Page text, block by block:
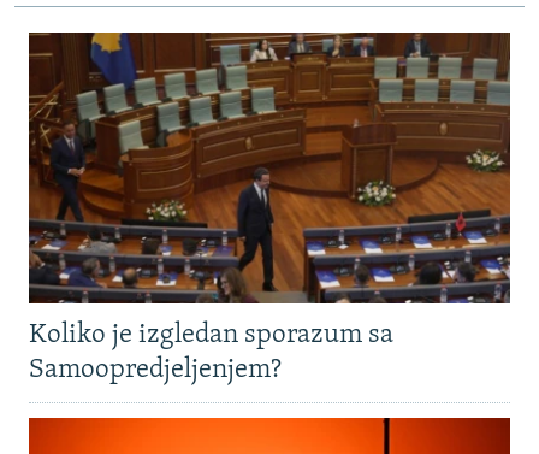
Koliko je izgledan sporazum sa
Samoopredjeljenjem?